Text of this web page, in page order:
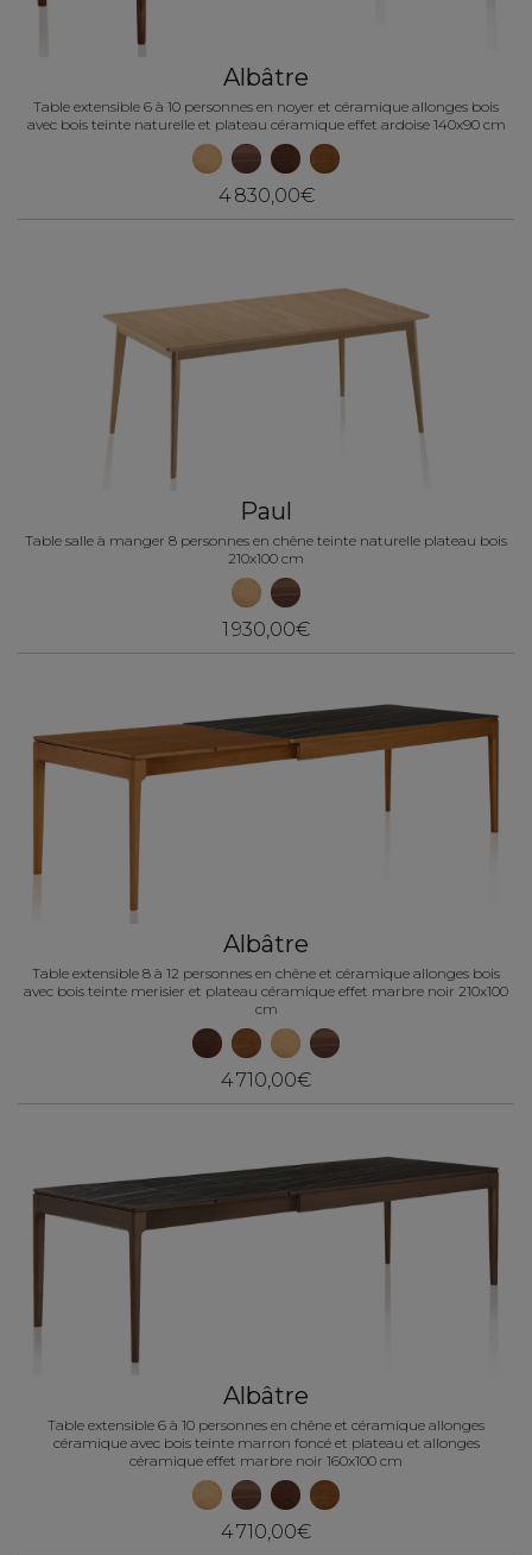
Albâtre
Table extensible 6 à 10 personnes en noyer et céramique allonges bois
avec bois teinte naturelle et plateau céramique effet ardoise 140x90 cm
4 830,00€
Paul
Table salle à manger 8 personnes en chêne teinte naturelle plateau bois
210x100 cm
1 930,00€
Albâtre
Table extensible 8 à 12 personnes en chêne et céramique allonges bois
avec bois teinte merisier et plateau céramique effet marbre noir 210x100
cm
4 710,00€
Albâtre
Table extensible 6 à 10 personnes en chêne et céramique allonges
céramique avec bois teinte marron foncé et plateau et allonges
céramique effet marbre noir 160x100 cm
4 710,00€